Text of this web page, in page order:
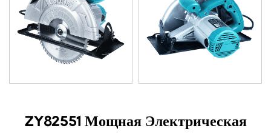
ZY82551 Мощная Электрическая